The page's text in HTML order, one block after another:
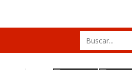
Search
for: